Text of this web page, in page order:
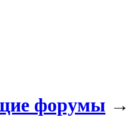
форумы